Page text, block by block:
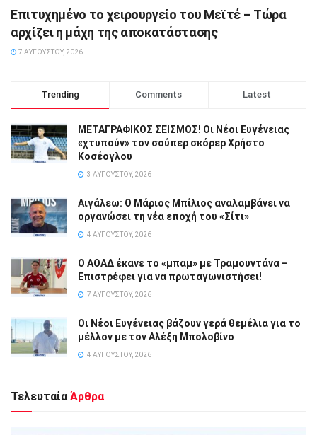
Επιτυχημένο το χειρουργείο του Μεϊτέ – Τώρα
αρχίζει η μάχη της αποκατάστασης
7 ΑΥΓΟΎΣΤΟΥ, 2026
Trending Comments Latest
ΜΕΤΑΓΡΑΦΙΚΟΣ ΣΕΙΣΜΟΣ! Οι Νέοι Ευγένειας
«χτυπούν» τον σούπερ σκόρερ Χρήστο
Κοσέογλου
3 ΑΥΓΟΎΣΤΟΥ, 2026
Αιγάλεω: Ο Μάριος Μπίλιος αναλαμβάνει να
οργανώσει τη νέα εποχή του «Σίτι»
4 ΑΥΓΟΎΣΤΟΥ, 2026
Ο ΑΟΑΔ έκανε το «μπαμ» με Τραμουντάνα –
Επιστρέφει για να πρωταγωνιστήσει!
7 ΑΥΓΟΎΣΤΟΥ, 2026
Οι Νέοι Ευγένειας βάζουν γερά θεμέλια για το
μέλλον με τον Αλέξη Μπολοβίνο
4 ΑΥΓΟΎΣΤΟΥ, 2026
Τελευταία Άρθρα